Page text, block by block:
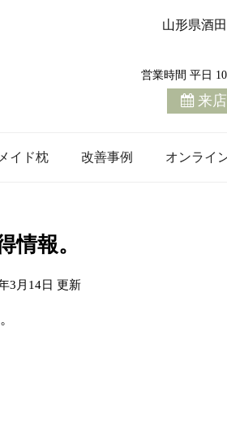
山形県酒
営業時間 平日
来
イド枕 改善事例 オンライ
情報。
3月14日